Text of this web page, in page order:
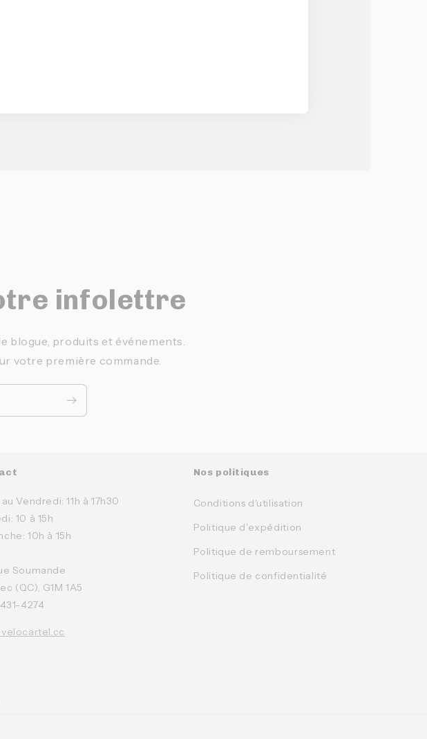
infolettre
blogue, produits et événements.
votre première commande.
Vendredi: 11h à 17h30
10 à 15h
10h à 15h
Soumande
(QC), G1M 1A5
4274
Nos politiques
Conditions d'utilisation
Politique d'expédition
Politique de remboursement
Politique de confidentialité